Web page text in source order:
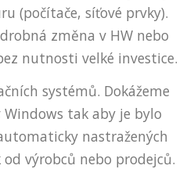
(počítače, síťové prvky).
změna v HW nebo
nutnosti velké investice.
systémů. Dokážeme
tak aby je bylo
nastražených
výrobců nebo prodejců.